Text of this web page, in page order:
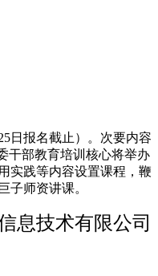
日报名截止）。次要内容
干部教育培训核心将举办
实践等内容设置课程，鞭
子师资讲课。
息技术有限公司